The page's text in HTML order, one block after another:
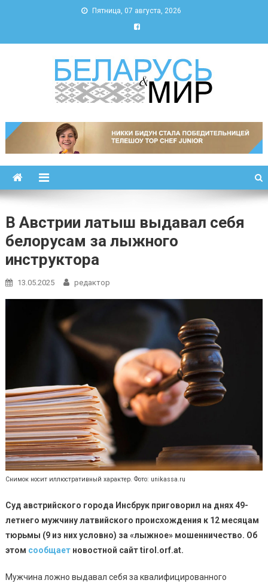
Пятница, 07 августа, 2026
Беларусь и мир
В Австрии латыш выдавал себя
белорусам за лыжного
инструктора
13.05.2025 редактор
Снимок носит иллюстративный характер. Фото: unikassa.ru
Суд австрийского города Инсбрук приговорил на днях 49-
летнего мужчину латвийского происхождения к 12 месяцам
тюрьмы (9 из них условно) за «лыжное» мошенничество. Об
этом сообщаетновостной сайт tirol.orf.at.
Мужчина ложно выдавал себя за квалифицированного